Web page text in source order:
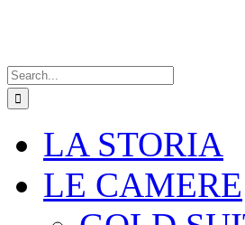
for:
LA STORIA
LE CAMERE